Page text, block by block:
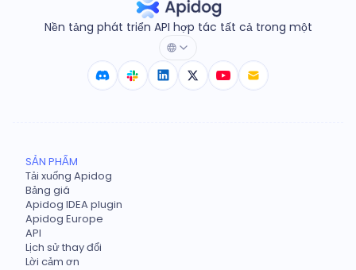
Nền tảng phát triển API hợp tác tất cả trong một
SẢN PHẨM
Tải xuống Apidog
Bảng giá
Apidog IDEA plugin
Apidog Europe
API
Lịch sử thay đổi
Lời cảm ơn